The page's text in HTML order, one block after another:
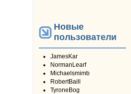
Новые
пользователи
JamesKar
NormanLearf
Michaelsmimb
RobertBaill
TyroneBog